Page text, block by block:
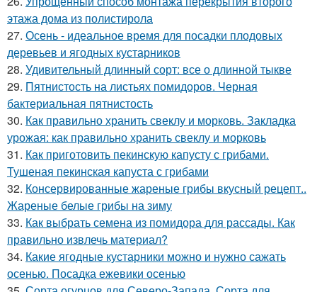
этажа дома из полистирола
27. Осень - идеальное время для посадки плодовых
деревьев и ягодных кустарников
28. Удивительный длинный сорт: все о длинной тыкве
29. Пятнистость на листьях помидоров. Черная
бактериальная пятнистость
30. Как правильно хранить свеклу и морковь. Закладка
урожая: как правильно хранить свеклу и морковь
31. Как приготовить пекинскую капусту с грибами.
Тушеная пекинская капуста с грибами
32. Консервированные жареные грибы вкусный рецепт..
Жареные белые грибы на зиму
33. Как выбрать семена из помидора для рассады. Как
правильно извлечь материал?
34. Какие ягодные кустарники можно и нужно сажать
осенью. Посадка ежевики осенью